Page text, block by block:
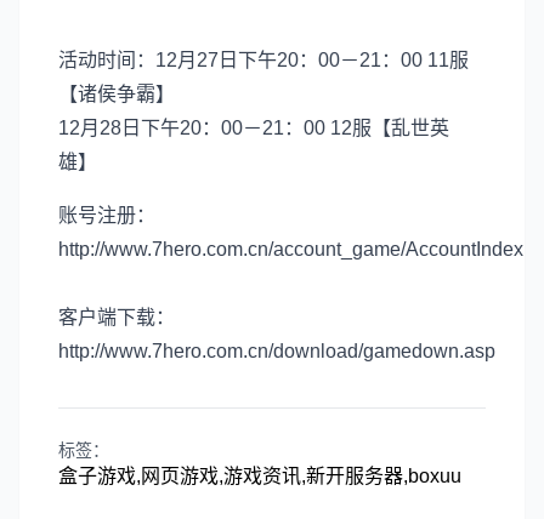
活动时间：12月27日下午20：00－21：00 11服
【诸侯争霸】
12月28日下午20：00－21：00 12服【乱世英
雄】
账号注册：
http://www.7hero.com.cn/account_game/
客户端下载：
http://www.7hero.com.cn/download/gamedown.asp
标签：
盒子游戏,网页游戏,游戏资讯,新开服务器,boxuu